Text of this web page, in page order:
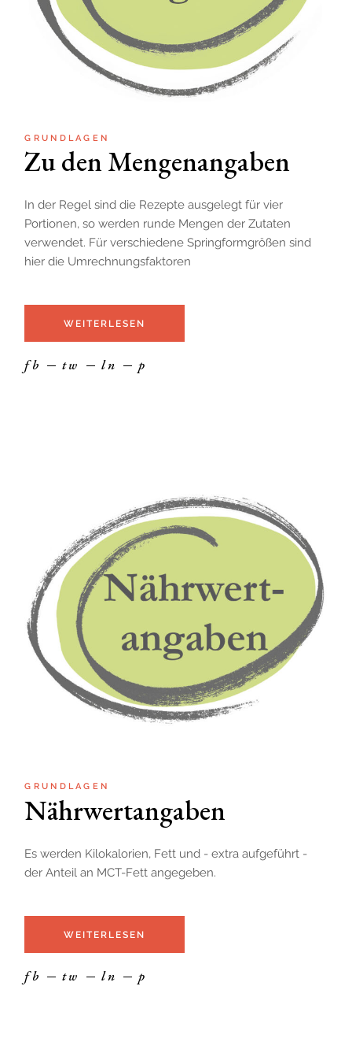
GRUNDLAGEN
Zu den Mengenangaben
In der Regel sind die Rezepte ausgelegt für vier
Portionen, so werden runde Mengen der Zutaten
verwendet. Für verschiedene Springformgrößen sind
hier die Umrechnungsfaktoren
WEITERLESEN
fb tw ln p
GRUNDLAGEN
Nährwertangaben
Es werden Kilokalorien, Fett und - extra aufgeführt -
der Anteil an MCT-Fett angegeben.
WEITERLESEN
fb tw ln p